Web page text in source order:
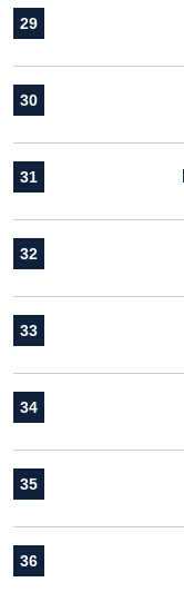
29
30
31
32
33
34
35
36